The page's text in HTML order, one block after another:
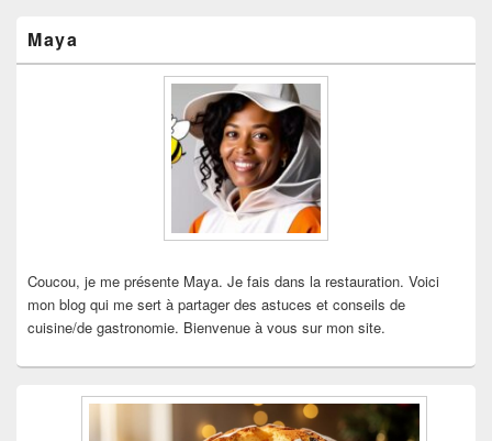
principale
de
Maya
Coucou, je me présente Maya. Je fais dans la restauration. Voici
mon blog qui me sert à partager des astuces et conseils de
cuisine/de gastronomie. Bienvenue à vous sur mon site.